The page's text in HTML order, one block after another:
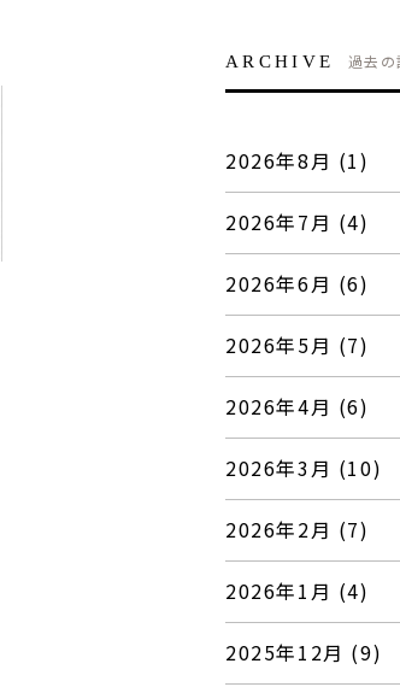
ARCHIVE 過去の
2026年8月 (1)
2026年7月 (4)
2026年6月 (6)
2026年5月 (7)
2026年4月 (6)
2026年3月 (10)
2026年2月 (7)
2026年1月 (4)
2025年12月 (9)